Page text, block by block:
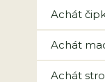
Achát
Achát
Achát